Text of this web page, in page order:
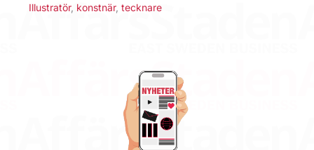
Illustratör, konstnär, tecknare